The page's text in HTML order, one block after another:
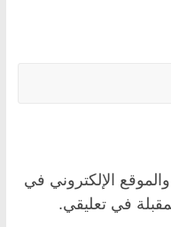
الإلكتروني في
في تعليقي.